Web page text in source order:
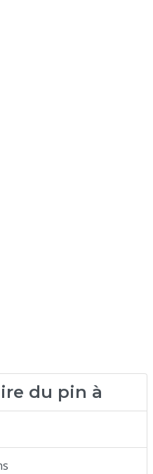
du pin à